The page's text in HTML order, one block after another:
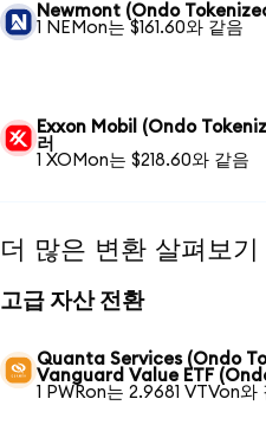
Newmont (Ondo
1 NEMon는 $161.60와 같음
Exxon Mobil (Ondo
러
1 XOMon는 $218.60와 같음
더 많은 변환 살펴보기
고급 자산 전환
Quanta Services (Ondo
Vanguard Value ETF
1 PWRon는 2.9681 VTVon와